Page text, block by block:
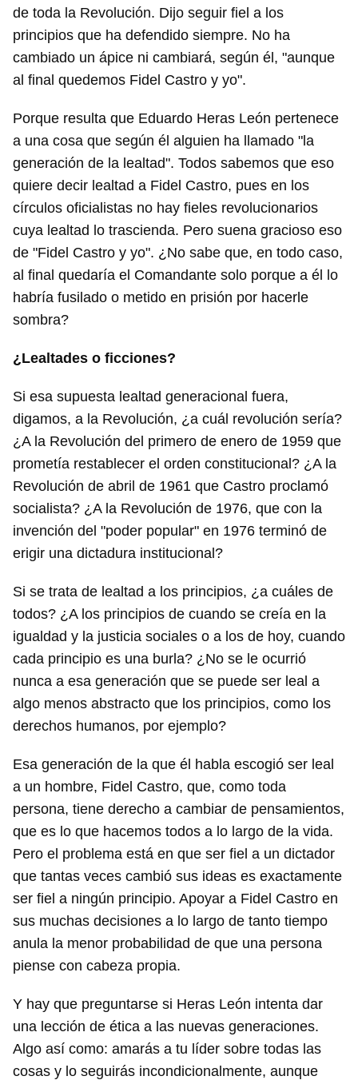
de toda la Revolución. Dijo seguir fiel a los
principios que ha defendido siempre. No ha
cambiado un ápice ni cambiará, según él, "aunque
al final quedemos Fidel Castro y yo".
Porque resulta que Eduardo Heras León pertenece
a una cosa que según él alguien ha llamado "la
generación de la lealtad". Todos sabemos que eso
quiere decir lealtad a Fidel Castro, pues en los
círculos oficialistas no hay fieles revolucionarios
cuya lealtad lo trascienda. Pero suena gracioso eso
de "Fidel Castro y yo". ¿No sabe que, en todo caso,
al final quedaría el Comandante solo porque a él lo
habría fusilado o metido en prisión por hacerle
sombra?
¿Lealtades o ficciones?
Si esa supuesta lealtad generacional fuera,
digamos, a la Revolución, ¿a cuál revolución sería?
¿A la Revolución del primero de enero de 1959 que
prometía restablecer el orden constitucional? ¿A la
Revolución de abril de 1961 que Castro proclamó
socialista? ¿A la Revolución de 1976, que con la
invención del "poder popular" en 1976 terminó de
erigir una dictadura institucional?
Si se trata de lealtad a los principios, ¿a cuáles de
todos? ¿A los principios de cuando se creía en la
igualdad y la justicia sociales o a los de hoy, cuando
cada principio es una burla? ¿No se le ocurrió
nunca a esa generación que se puede ser leal a
algo menos abstracto que los principios, como los
derechos humanos, por ejemplo?
Esa generación de la que él habla escogió ser leal
a un hombre, Fidel Castro, que, como toda
persona, tiene derecho a cambiar de pensamientos,
que es lo que hacemos todos a lo largo de la vida.
Pero el problema está en que ser fiel a un dictador
que tantas veces cambió sus ideas es exactamente
ser fiel a ningún principio. Apoyar a Fidel Castro en
sus muchas decisiones a lo largo de tanto tiempo
anula la menor probabilidad de que una persona
piense con cabeza propia.
Y hay que preguntarse si Heras León intenta dar
una lección de ética a las nuevas generaciones.
Algo así como: amarás a tu líder sobre todas las
cosas y lo seguirás incondicionalmente, aunque